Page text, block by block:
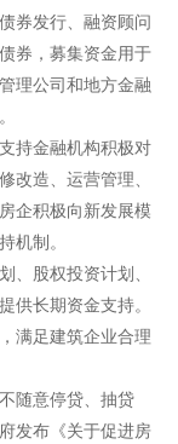
券发行、融资顾问
券，募集资金用于
理公司和地方金融
持金融机构积极对
改造、运营管理、
企积极向新发展模
机制。
、股权投资计划、
供长期资金支持。
满足建筑企业合理
随意停贷、抽贷
发布《关于促进房